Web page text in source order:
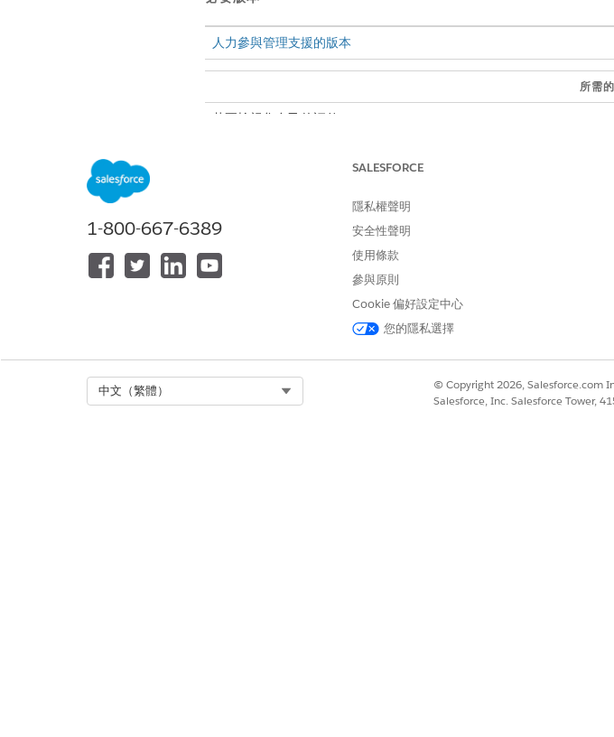
人力參與管理支援的版本
所需
若要檢視您自己的評估:
元件以檢視您的評分和績效。
基於安全性和效能敏感性,代表只能檢視自己的計分卡
1-800-667-6389
SALESFORCE
隱私權聲明
安全性聲明
使用條款
參與原則
Cookie 偏好設定中心
您的隱私選擇
中文（繁體）
© Copyright 2026, Salesforce.com
Salesforce, Inc. Salesforce Tower,